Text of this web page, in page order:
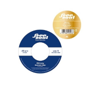
ッド・カラーヴァイナル＞ Oasi